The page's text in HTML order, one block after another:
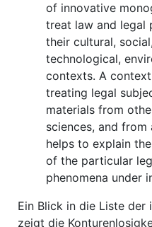
of innovative
treat law and legal
their cultural,
technological,
contexts. A
treating legal
materials from
sciences, and
helps to explain
of the particular
phenomena under
Ein Blick in die Liste der
zeigt die